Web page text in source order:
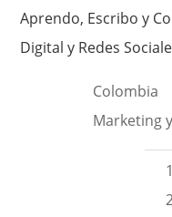
Aprendo, Escribo y
Digital y Redes
Colombia
Marketing